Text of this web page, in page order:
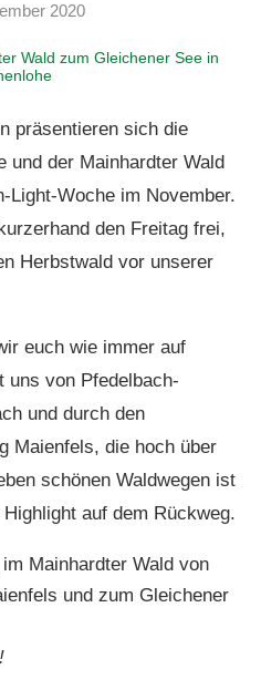
2020
präsentieren sich die
und der Mainhardter Wald
Light-Woche im November.
den Freitag frei,
Herbstwald vor unserer
euch wie immer auf
uns von Pfedelbach-
und durch den
Maienfels, die hoch über
schönen Waldwegen ist
auf dem Rückweg.